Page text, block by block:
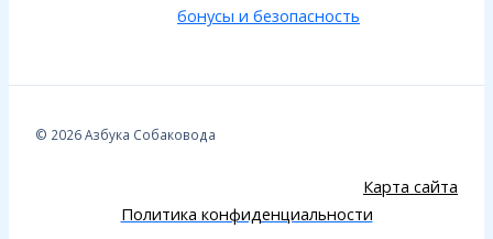
бонусы и безопасность
© 2026 Азбука Собаковода
Карта сайта
Политика конфиденциальности